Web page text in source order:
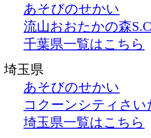
あそびのせかい
流山おおたかの森
千葉県一覧はこちら
埼玉県
あそびのせかい
コクーンシティさい
埼玉県一覧はこちら